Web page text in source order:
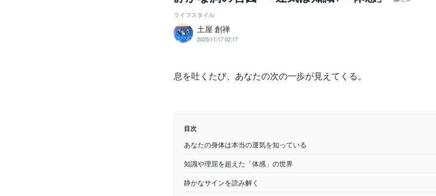
ライフスタイル
土屋 創禅
2025/11/17 02:17
息を吐くたび、あなたの次の一歩が見えてくる。
目次
あなたの身体は本当の運気を知っている
知識や理屈を超えた「体感」の世界
静かなサインを読み解く